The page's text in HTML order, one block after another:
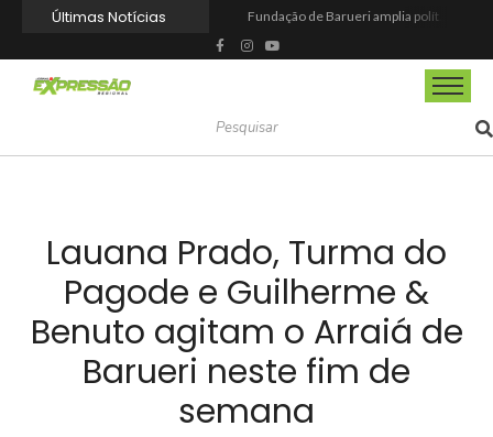
Últimas Notícias
Itapevi melhora nota no IDEB 2025 e registra maior evolução educacional da região
Prefeitura de Mairinque promove palestra em alusão ao Agosto Lilás no CRAS Vila Barreto
Banco do Povo Paulista oferece crédito para impulsionar empreendedores de Mairinque
Lauana Prado, Turma do
Pagode e Guilherme &
Benuto agitam o Arraiá de
Barueri neste fim de
semana